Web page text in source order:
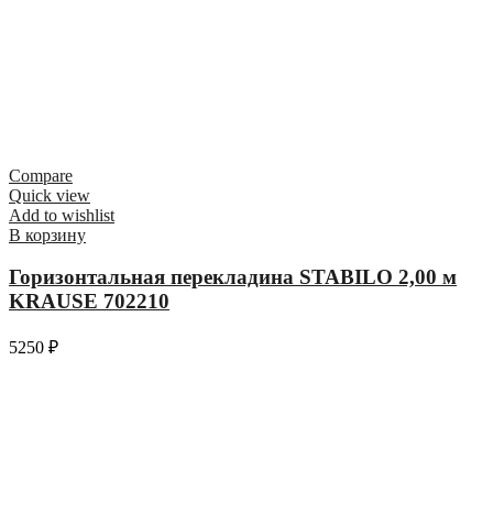
Compare
Quick view
Add to wishlist
В корзину
Горизонтальная перекладина STABILO 2,00 м
KRAUSE 702210
5250 ₽